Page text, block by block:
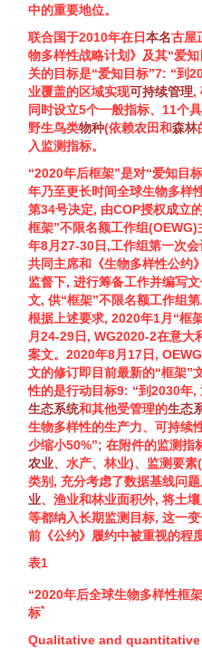
中的重要地位。
联合国于2010年在日本名古屋
物多样性战略计划》及其“爱
关的目标是“爱知目标”7: “到
业覆盖的区域实现可持续管理,
同时设立5个一般指标、11个
野生鸟类物种(依赖农田和森林
入监测指标。
“2020年后框架”是对“爱知目
年乃至更长时间全球生物多样
第34号决定, 由COP授权成立
框架”不限名额工作组
年8月27-30日,工作组第一次
共同主席和《生物多样性公约
监督下, 进行筹备工作并编写
文, 供“框架”不限名额工作组
根据上述要求, 2020年1月“框
月24-29日, WG2020-2在意大
案文。2020年8月17日,
文的修订即目前最新的“框架”
性的是行动目标9: “到2030年,
生态系统和其他受管理的生态
生物多样性的生产力、可持续
少缩小50%”; 在附件的监测指
农业、水产、林业)、监测要
类别, 充分考虑了数据基线问
业、渔业和林业面积外, 将土壤
等都纳入长期监测目标, 这一
前《公约》履约中被重视的程
表1
“2020年后全球生物多样性框
标*
Qualitative and